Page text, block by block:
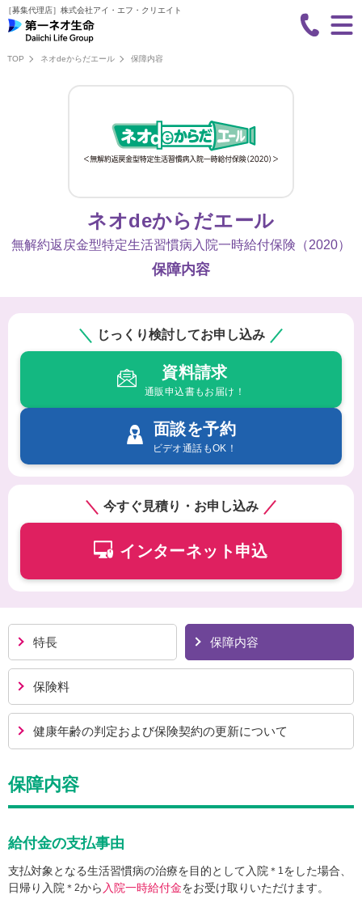
［募集代理店］ 株式会社アイ・エフ・クリエイト
TOP ネオdeからだエール 保障内容
ネオdeからだエール
無解約返戻金型特定生活習慣病入院一時給付保険（2020）
保障内容
じっくり検討してお申し込み
資料請求
通販申込書もお届け！
面談を予約
ビデオ通話もOK！
今すぐ見積り・お申し込み
インターネット申込
特長 保障内容
保険料
健康年齢の判定および保険契約の更新について
保障内容
給付金の支払事由
支払対象となる生活習慣病の治療を目的として入院 ＊1をした場合、
日帰り入院 ＊2から 入院一時給付金をお受け取りいただけます。